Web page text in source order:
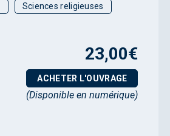
Sciences religieuses
23,00€
ACHETER L'OUVRAGE
(Disponible en numérique)